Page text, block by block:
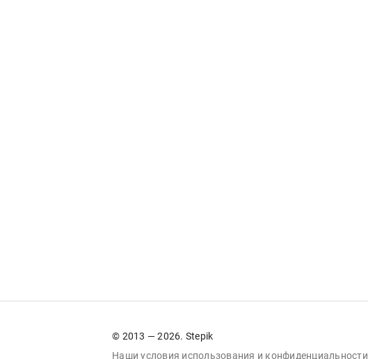
© 2013 — 2026. Stepik
Наши условия использования и конфиденциальности